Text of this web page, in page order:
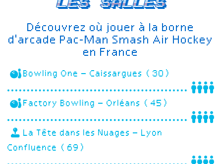
Les salles
Découvrez où jouer à la borne
d'arcade Pac-Man Smash Air Hockey
en France
Bowling One – Caissargues (30)
Factory Bowling – Orléans (45)
La Tête dans les Nuages – Lyon
Confluence (69)